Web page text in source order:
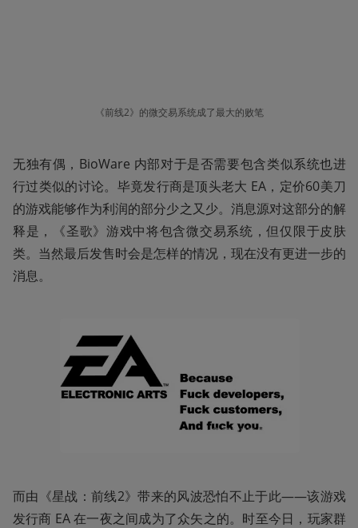
《前线2》的微交易系统成了最大的败笔
无独有偶，BioWare 内部对于是否需要包含类似系统也进
行过类似的讨论。毕竟发行商是顶头老大 EA，定价60美刀
的游戏能够作为利润的部分少之又少。消息源对这部分的解
释是，《圣歌》游戏中将包含微交易系统，但仅限于皮肤
类。当然最后发售时会是怎样的情况，现在没有更进一步的
消息。
而由《星战：前线2》带来的风波恐怕不止于此——该游戏
发行商 EA 在一夜之间成为了众矢之的。时至今日，玩家群